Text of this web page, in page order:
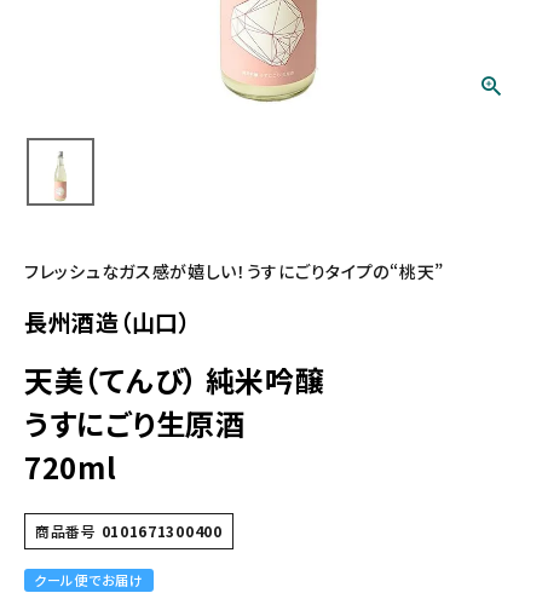
フレッシュなガス感が嬉しい！うすにごりタイプの“桃天”
長州酒造（山口）
天美（てんび） 純米吟醸
うすにごり生原酒
720ml
商品番号 0101671300400
クール便でお届け